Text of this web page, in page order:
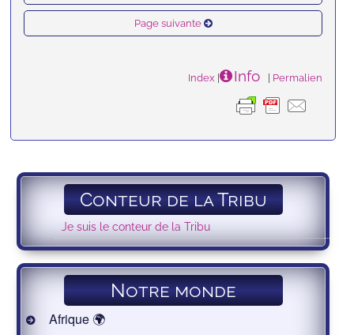
Page suivante
Index | Info | Permalien
Conteur de la Tribu
Je suis le conteur de la Tribu
Notre monde
Afrique 🌍